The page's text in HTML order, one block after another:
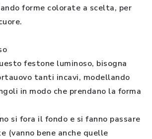
forme colorate a scelta, per
festone luminoso, bisogna
tanti incavi, modellando
in modo che prendano la forma
si fora il fondo e si fanno passare
(vanno bene anche quelle